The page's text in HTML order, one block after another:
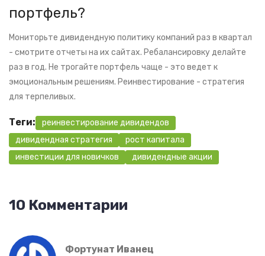
портфель?
Мониторьте дивидендную политику компаний раз в квартал
- смотрите отчеты на их сайтах. Ребалансировку делайте
раз в год. Не трогайте портфель чаще - это ведет к
эмоциональным решениям. Реинвестирование - стратегия
для терпеливых.
Теги:
реинвестирование дивидендов
дивидендная стратегия
рост капитала
инвестиции для новичков
дивидендные акции
10 Комментарии
Фортунат Иванец